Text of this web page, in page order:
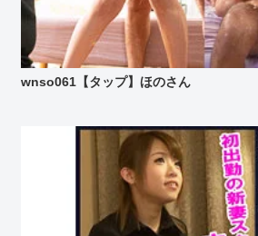
wnso061【タップ】ほのさん